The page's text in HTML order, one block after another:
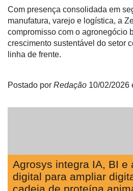
Software
Empresarial
Tecnologia
Hídricos
Membros
Néctar
Tecprime
Com presença consolidada em
manufatura, varejo e logística, a
compromisso com o agronegócio
crescimento sustentável do setor
linha de frente.
Postado por Redação 10/02/2026
Agrosys integra IA, BI e
digital para ampliar
cadeia de proteína